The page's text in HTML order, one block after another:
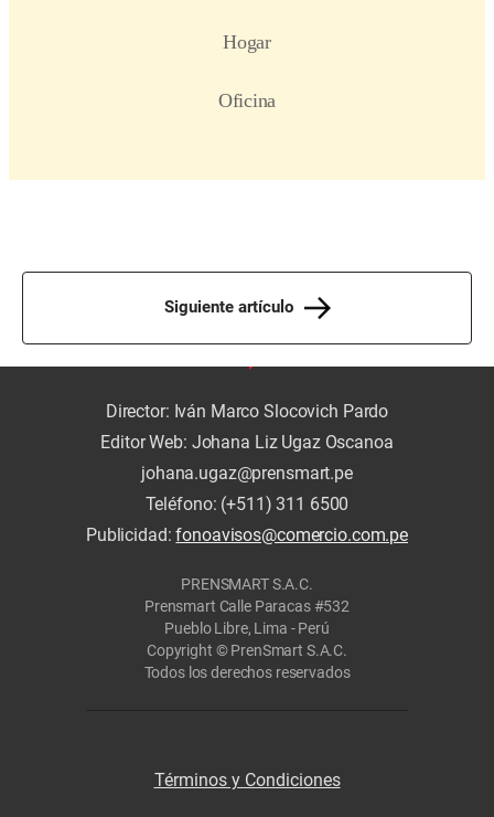
Siguiente artículo
Director: Iván Marco Slocovich Pardo
Editor Web: Johana Liz Ugaz Oscanoa
johana.ugaz@prensmart.pe
Teléfono: (+511) 311 6500
Publicidad:fonoavisos@comercio.com.pe
PRENSMART S.A.C.
Prensmart Calle Paracas #532
Pueblo Libre, Lima - Perú
Copyright © PrenSmart S.A.C.
Todos los derechos reservados
Términos y Condiciones